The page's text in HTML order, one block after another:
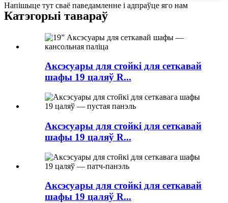
Напішыце тут сваё паведамленне і адпраўце яго нам
Катэгорыі тавараў
Аксэсуары для стойкі для сеткавай
шафы 19 цаляў R...
Аксэсуары для стойкі для сеткавай
шафы 19 цаляў R...
Аксэсуары для стойкі для сеткавай
шафы 19 цаляў R...